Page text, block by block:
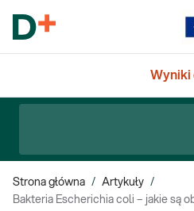
Wyniki
Strona główna / Artykuły /
Bakteria Escherichia coli – jakie są